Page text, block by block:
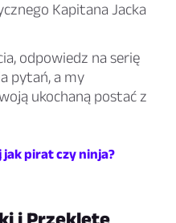
Kapitana Jacka
odpowiedz na serię
pytań, a my
ukochaną postać z
jak pirat czy ninja?